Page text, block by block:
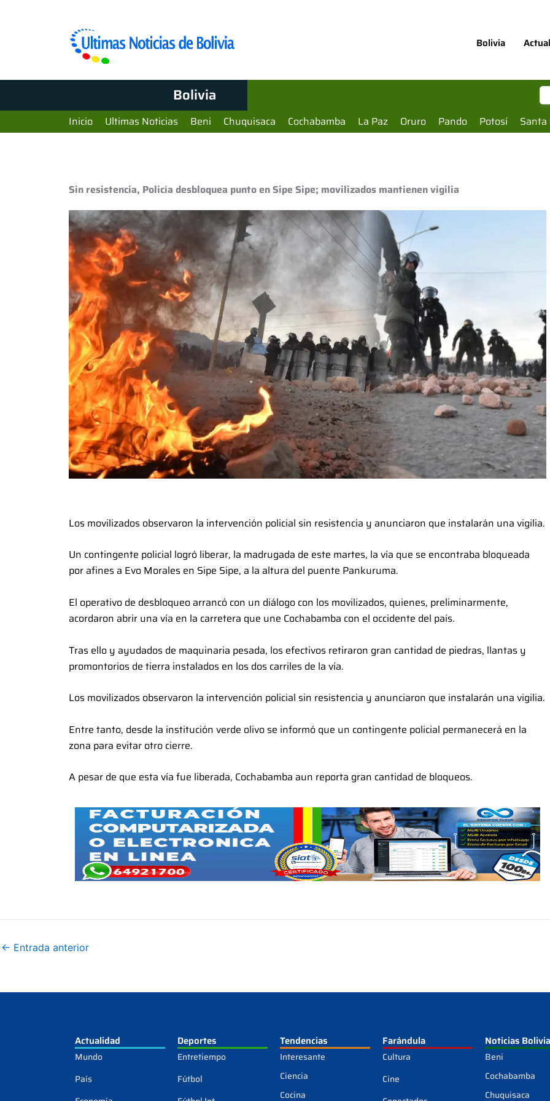
Bolivia
Bolivia
Inicio Ultimas Noticias Beni Chuquisaca Cochabamba La Paz Oruro Pando Potosí Santa
Sin resistencia, Policía desbloquea punto en Sipe Sipe; movilizados mantienen vigilia
Los movilizados observaron la intervención policial sin resistencia y anunciaron que instalarán una vigilia.
Un contingente policial logró liberar, la madrugada de este martes, la vía que se encontraba bloqueada
por afines a Evo Morales en Sipe Sipe, a la altura del puente Pankuruma.
El operativo de desbloqueo arrancó con un diálogo con los movilizados, quienes, preliminarmente,
acordaron abrir una vía en la carretera que une Cochabamba con el occidente del país.
Tras ello y ayudados de maquinaria pesada, los efectivos retiraron gran cantidad de piedras, llantas y
promontorios de tierra instalados en los dos carriles de la vía.
Los movilizados observaron la intervención policial sin resistencia y anunciaron que instalarán una vigilia.
Entre tanto, desde la institución verde olivo se informó que un contingente policial permanecerá en la
zona para evitar otro cierre.
A pesar de que esta vía fue liberada, Cochabamba aun reporta gran cantidad de bloqueos.
← Entrada anterior
Actualidad
Mundo
País
Deportes
Entretiempo
Fútbol
Tendencias
Interesante
Ciencia
Cocina
Farándula
Cultura
Cine
Noticias Bolivia
Beni
Cochabamba
Chuquisaca